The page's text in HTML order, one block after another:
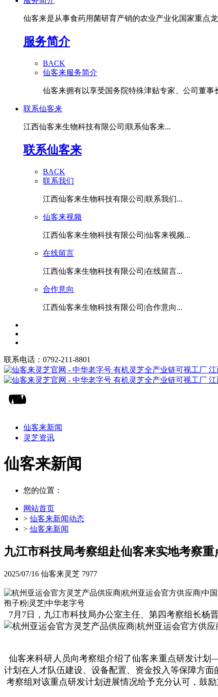
仙客来是从事食药用菌研育产销的农业产业化国家重点
服务简介
BACK
仙客来服务简介
仙客来拥有以享受国务院特殊津贴专家、公司董事
联系仙客来
江西仙客来生物科技有限公司|联系仙客来...
联系仙客来
BACK
联系我们
江西仙客来生物科技有限公司|联系我们...
仙客来视频
江西仙客来生物科技有限公司|仙客来视频...
在线留言
江西仙客来生物科技有限公司|在线留言...
合作意向
江西仙客来生物科技有限公司|合作意向...
联系电话：0792-211-8801
仙客来新闻
灵芝资讯
仙客来新闻
您的位置：
网站首页
> 仙客来新闻动态
> 仙客来新闻
九江市科技局考察组赴仙客来实地考察
2025/07/16 仙客来灵芝 7977
7月7日，九江市科技局办公室主任、第四考察组长
仙客来科研人员向考察组介绍了仙客来重点研发计
计划在人才队伍建设、设备配置、资金投入等保障方面
考察组对该重点研发计划进展情况给予充分认可，鼓